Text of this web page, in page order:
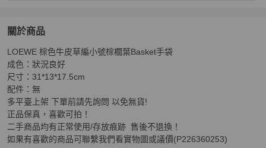
關於商品
關於LOEWE 棕色牛皮草編小號棕櫚葉Basket手袋肩背包
LOEWE 棕色牛皮草編小號棕櫚葉Basket手袋
成色：狀況良好
尺寸：31*13*17.5cm
配件：無
多平臺上架 下單前請先詢問 以免無貨!
正品保真，喜歡可拍！
二手商品均有正常使用/存放痕跡  售後不退換！
如果有喜歡的商品可聯繫我們看實物圖或議價(P226360253)